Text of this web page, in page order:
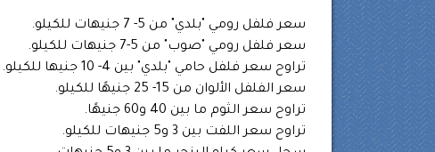
سعر فلفل رومي "بلدي" من 5- 7 جنيهات للكيلو.
سعر فلفل رومي "صوب" من 5-7 جنيهات للكيلو.
تراوح سعر فلفل حامي "بلدي" بين 4- 10 جنيها للكيلو.
سعر الفلفل الألوان من 15- 25 جنيهًا للكيلو.
تراوح سعر الثوم ما بين 40 و60 جنيهًا.
تراوح سعر اللفت بين 3 و5 جنيهات للكيلو.